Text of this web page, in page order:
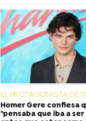
EL PROTAGONISTA DE
Homer Gere confiesa
"pensaba que iba a